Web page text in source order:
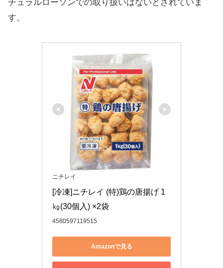
チュラルローソンでの取り扱いはないとされていま
す。
ニチレイ
[冷凍]ニチレイ (特)鶏の唐揚げ 1
㎏(30個入) ×2袋
4580597119515
Amazonで見る